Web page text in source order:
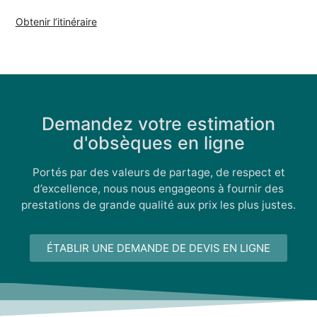
Obtenir l’itinéraire
Demandez votre estimation
d'obsèques en ligne
Portés par des valeurs de partage, de respect et
d’excellence, nous nous engageons à fournir des
prestations de grande qualité aux prix les plus justes.
ÉTABLIR UNE DEMANDE DE DEVIS EN LIGNE